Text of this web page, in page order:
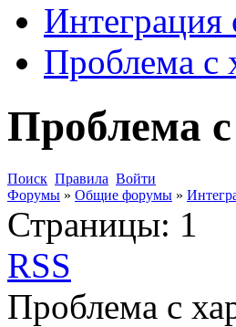
Интеграция
Проблема с
Проблема
Поиск Правила Войти
Форумы » Общие форумы »
Страницы: 1
RSS
Проблема с